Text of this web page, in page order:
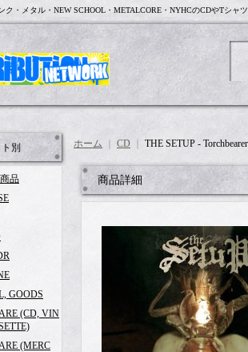
ク・メタル・NEW SCHOOL・METALCORE・NYHCのCDやTシャ
別
品
GOODS
(CD, VIN
(MERC
ホーム CD THE SETUP -
商品詳細